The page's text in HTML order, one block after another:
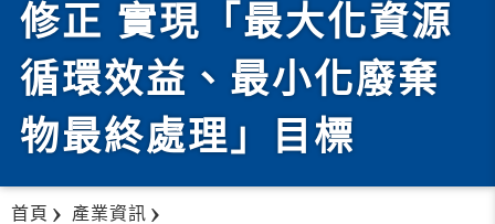
修正 實現「最大化資源
循環效益、最小化廢棄
物最終處理」目標
首頁
產業資訊